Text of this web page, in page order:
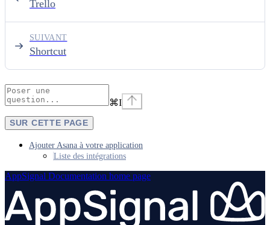
Trello
Shortcut
SUIVANT
⌘I
SUR CETTE PAGE
Ajouter Asana à votre application
Liste des intégrations
AppSignal Documentation home page